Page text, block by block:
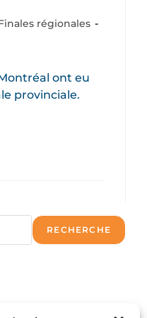
régionales
ont eu
provinciale.
RECHERCHE